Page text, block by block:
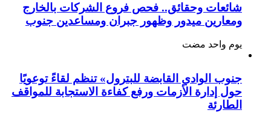
شائعات وحقائق.. فحص فروع الشركات بالخارج
ومعارين ميدور وظهور جبران ومساعدين جنوب
‏يوم واحد مضت
جنوب الوادي القابضة للبترول» تنظم لقاءً توعويًا
حول إدارة الأزمات ورفع كفاءة الاستجابة للمواقف
الطارئة